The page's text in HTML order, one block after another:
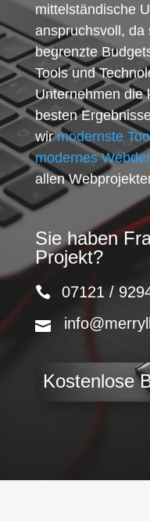
mittelständische
anspruchsvoll, da
begrenzte
Tools und
Unternehmen die
besten
wirmodernste
modernes
allen
Sie haben
Projekt?
07121 /
Kostenlose